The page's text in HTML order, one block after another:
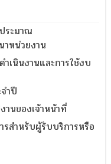
ระมาณ
หน่วยงาน
เนินงานและการใช้งบ
ำปี
นของเจ้าหน้าที่
สำหรับผู้รับบริการหรือ